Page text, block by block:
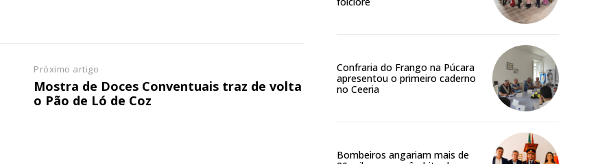
anualPróximo artigo
Mostra de Doces Conventuais traz de volta
o Pão de Ló de Coz
Confraria do Frango na Púcara
apresentou o primeiro caderno
no Ceeria
Bombeiros angariam mais de